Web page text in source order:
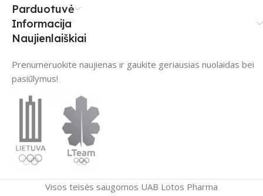
Parduotuvė
Informacija
Naujienlaiškiai
Prenumeruokite naujienas ir gaukite geriausias nuolaidas bei
pasiūlymus!
Visos teisės saugomos UAB Lotos Pharma